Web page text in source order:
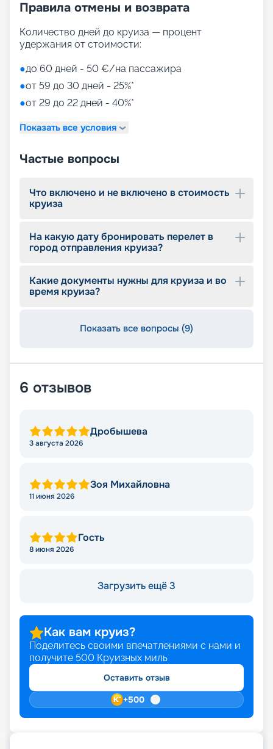
сообщить, что при раннем бронировании вы
при этом получить отличное качество сервиса.
Наш сервис бронирования круизов предлагает
режиме онлайн. Не пропустите шанс наполнить
свой тур разнообразными развлечениями: от
концертов и театральных представлений до
спортивных мероприятий и SPA-отдыха.
питание по системе «все включено». Подарите
на правильном пути к отличному отдыху!
Правила отмены и возврата
Количество дней до круиза — процент
удержания от стоимости:
●до 60 дней - 50 €/на пассажира
●от 59 до 30 дней - 25%*
●от 29 до 22 дней - 40%*
Показать все условия
Частые вопросы
Что включено и не включено в стоимость
круиза
На какую дату бронировать перелет в
город отправления круиза?
Какие документы нужны для круиза и во
время круиза?
Показать все вопросы (9)
6 отзывов
Дробышева
3 августа 2026
Зоя Михайловна
11 июня 2026
Гость
8 июня 2026
Загрузить ещё 3
Как вам круиз?
Поделитесь своими впечатлениями с нами и
получите 500 Круизных миль
Оставить отзыв
+500